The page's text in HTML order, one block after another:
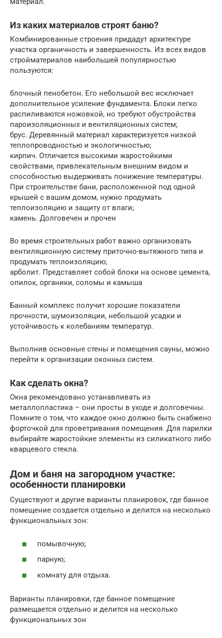
Из каких материалов строят баню?
Комбинированные строения придадут архитектуре
участка органичность и завершенность. Из всех видов
стройматериалов наибольшей популярностью
пользуются:
блочный пенобетон. Его небольшой вес исключает
дополнительное усиление фундамента. Блоки легко
распиливаются ножовкой, но требуют обустройства
пароизоляционных и вентиляционных систем;
брус. Деревянный материал характеризуется низкой
теплопроводностью и экологичностью;
кирпич. Отличается высокими жаростойкими
свойствами, привлекательным внешним видом и
способностью выдерживать понижение температуры.
При строительстве бани, расположенной под одной
крышей с вашим домом, нужно продумать
теплоизоляцию и защиту от влаги;
камень. Долговечен и прочен
Во время строительных работ важно организовать
вентиляционную систему приточно-вытяжного типа и
продумать теплоизоляцию;
арболит. Представляет собой блоки на основе цемента,
опилок, органики, соломы и камыша
Банный комплекс получит хорошие показатели
прочности, шумоизоляции, небольшой усадки и
устойчивость к колебаниям температур.
Выполнив основные стены и помещения сауны, можно
перейти к организации оконных систем.
Как сделать окна?
Окна рекомендовано устанавливать из
металлопластика – они просты в уходе и долговечны.
Помните о том, что каждое окно должно быть снабжено
форточкой для проветривания помещения. Для парилки
выбирайте жаростойкие элементы из силикатного либо
кварцевого стекла.
Дом и баня на загородном участке:
особенности планировки
Существуют и другие варианты планировок, где банное
помещение создается отдельно и делится на несколько
функциональных зон:
помывочную;
парную;
комнату для отдыха.
Варианты планировки, где банное помещение
размещается отдельно и делится на несколько
функциональных зон